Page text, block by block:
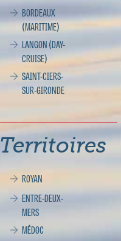
BORDEAUX
(MARITIME)
LANGON (DAY-
CRUISE)
SAINT-CIERS-
SUR-GIRONDE
Territoires
ROYAN
ENTRE-DEUX-
MERS
MÉDOC